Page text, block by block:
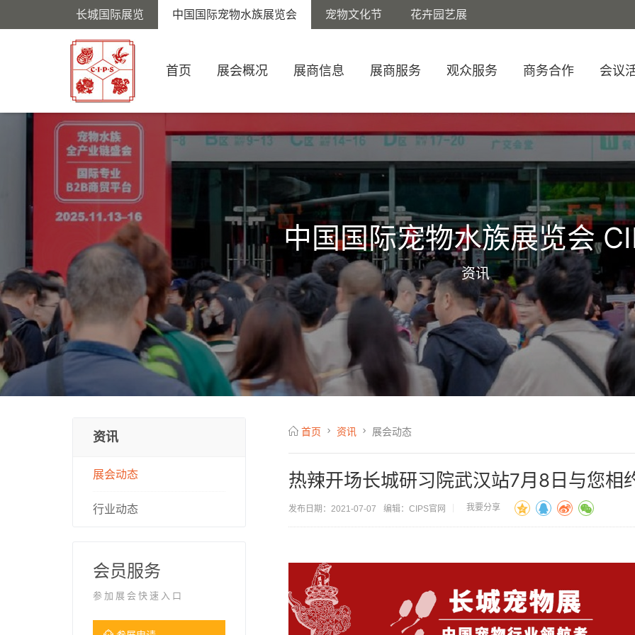
长城国际展览 中国国际宠物水族展览会 宠物文化节 花卉园艺展
首页 展会概况 展商信息 展商服务 观众服务 商务合作 会议
中国国际宠物水族展览会
资讯
首页 资讯 展会动态
热辣开场长城研习院武汉站7月8日与您相
发布日期：2021-07-07 编辑：CIPS官网 我要分享
资讯
展会动态
行业动态
会员服务
参加展会快速入口